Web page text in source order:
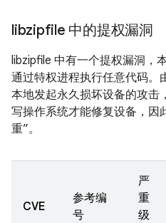
libzipfile 中的提权漏洞
libzipfile 中有一个提权漏洞，
通过特权进程执行任意代码。
本地发起永久损坏设备的攻击
写操作系统才能修复设备，因
重”。
CVE
参考编
号
严
重
级